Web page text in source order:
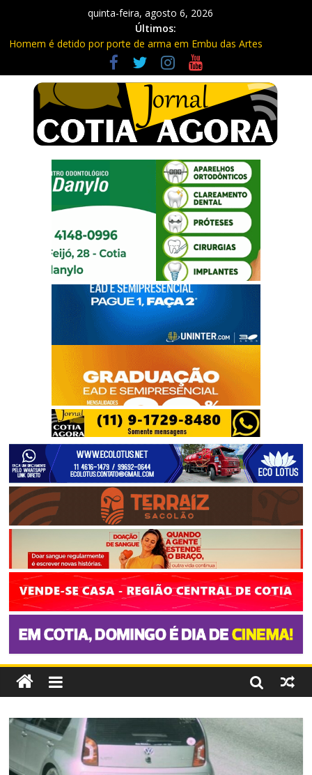
quinta-feira, agosto 6, 2026
Últimos:
Homem é detido por porte de arma em Embu das Artes
Carretas da Capacitação trazem cursos gratuitos para Cotia e
Vargem Grande
Traficante é preso com quase 400 porções de drogas no Jardim
Rosemeire
Radares de Cotia vão passar por manutenção e vias serão
interditadas